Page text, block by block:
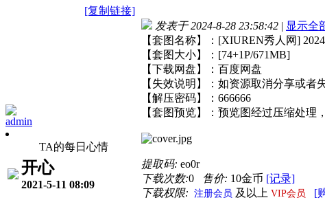
[复制链接]
admin
TA的每日心情
开心
2021-5-11 08:09
发表于 2024-8-28 23:58:42 | 显示全
【套图名称】：[XIUREN秀人网]
【套图大小】：[74+1P/671MB]
【下载网盘】：百度网盘
【失效说明】：如资源取消分享或者
【解压密码】：666666
【套图预览】：预览图经过压缩处理
提取码: eo0r
下载次数:0 售价: 10金币 [记录]
下载权限: 注册会员 及以上 VIP会员
[